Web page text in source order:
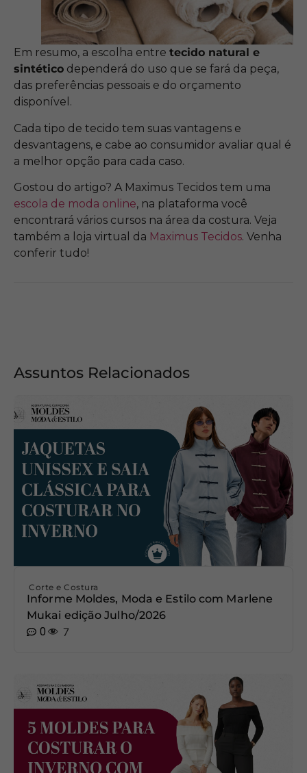
Em resumo, a escolha entre tecido natural e
sintético dependerá do uso que se fará da peça,
das preferências pessoais e do orçamento
disponível.
Cada tipo de tecido tem suas vantagens e
desvantagens, e cabe ao consumidor avaliar qual é
a melhor opção para cada caso.
Gostou do artigo? A Maximus Tecidos tem uma
escola de moda online, na plataforma você
encontrará vários cursos na área da costura. Veja
também a loja virtual da Maximus Tecidos. Venha
conferir tudo!
Assuntos Relacionados
Corte e Costura
Informe Moldes, Moda e Estilo com Marlene
Mukai edição Julho/2026
0
7